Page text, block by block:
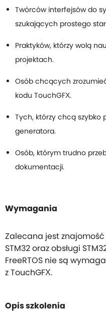
Twórców interfejsów do
szukających prostego
Praktyków, którzy wolą
projektach.
Osób chcących
kodu TouchGFX.
Tych, którzy chcą szybko
generatora.
Osób, którym trudno
dokumentacji.
Wymagania
Zalecana jest
STM32 oraz obsługi
FreeRTOS nie są
z TouchGFX.
Opis szkolenia